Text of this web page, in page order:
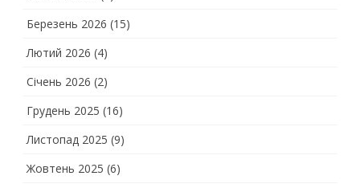
Березень 2026 (15)
Лютий 2026 (4)
Січень 2026 (2)
Грудень 2025 (16)
Листопад 2025 (9)
Жовтень 2025 (6)